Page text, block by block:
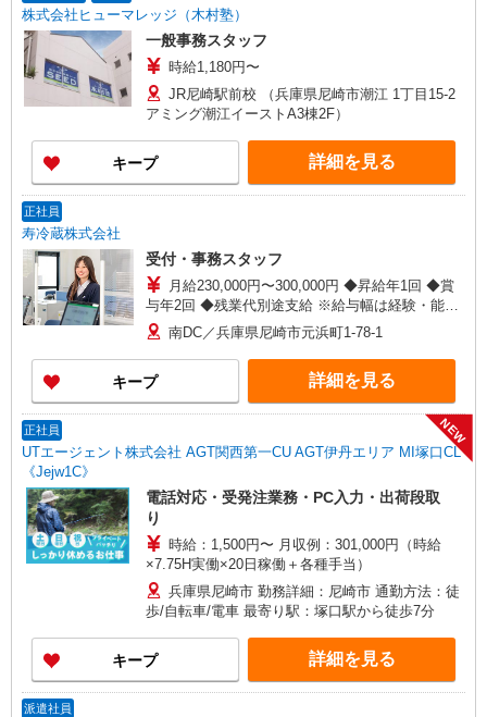
株式会社ヒューマレッジ（木村塾）
一般事務スタッフ
時給1,180円〜
JR尼崎駅前校 （兵庫県尼崎市潮江 1丁目15-2
アミング潮江イーストA3棟2F）
キープ 詳細を見る
正社員
寿冷蔵株式会社
受付・事務スタッフ
月給230,000円〜300,000円 ◆昇給年1回 ◆賞
与年2回 ◆残業代別途支給 ※給与幅は経験・能力
による 【年収例】 800万円／50歳（20年目）
（月給60万円＋手当＋賞与） 600万円／40歳（課
長） （月給40万円＋手当＋賞与） 420万円／30
歳（2年目） （月給30万円＋手当＋賞与）
南DC／兵庫県尼崎市元浜町1-78-1
キープ 詳細を見る
正社員
UTエージェント株式会社 AGT関西第一CU AGT伊丹エリア MI塚口CL
《Jejw1C》
NEW
電話対応・受発注業務・PC入力・出荷段取
り
時給：1,500円〜 月収例：301,000円（時給
×7.75H実働×20日稼働＋各種手当）
兵庫県尼崎市 勤務詳細：尼崎市 通勤方法：徒
歩/自転車/電車 最寄り駅：塚口駅から徒歩7分
キープ 詳細を見る
派遣社員